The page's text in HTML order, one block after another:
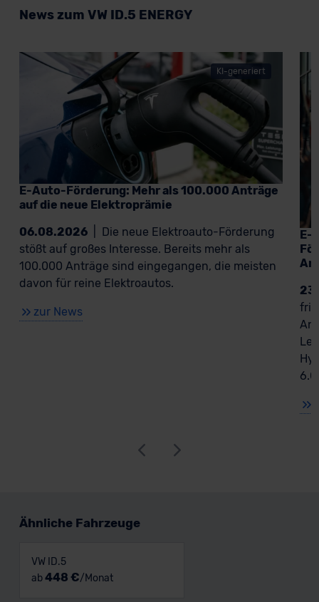
News zum VW ID.5 ENERGY
KI-generiert
E-Auto-Förderung: Mehr als 100.000 Anträge
auf die neue Elektroprämie
06.08.2026
Die neue Elektroauto-Förderung
stößt auf großes Interesse. Bereits mehr als
100.000 Anträge sind eingegangen, die meisten
davon für reine Elektroautos.
zur News
E-
Ähnliche Fahrzeuge
VW ID.5
ab448 €/Monat